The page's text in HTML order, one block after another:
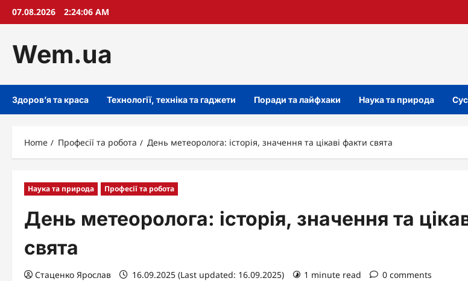
Skip07.08.2026 2:24:07 AM
Wem.ua
Здоров’я та краса Технології, техніка та гаджети Поради та лайфхаки Наука та природа
Home Професії та робота День метеоролога: історія, значення та цікаві факти свята
Наука та природа Професії та робота
День метеоролога: історія, значення та
свята
Стаценко Ярослав 16.09.2025 (Last updated: 16.09.2025) 1 minute read 0 comments